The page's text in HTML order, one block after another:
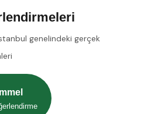
genelindeki gerçek